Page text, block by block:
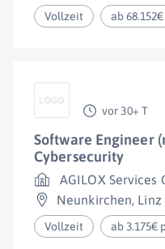
Vollzeit ab
vor 30+ T
Software Engineer
Cybersecurity
AGILOX Services
Neunkirchen, Linz
Vollzeit ab 3.175€